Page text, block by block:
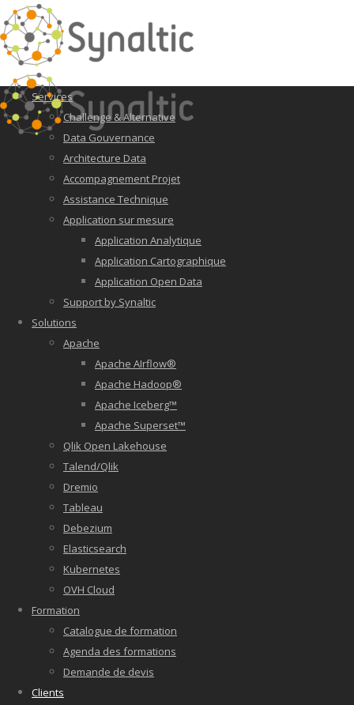
Services
Challenge & Alternative
Data Gouvernance
Architecture Data
Accompagnement Projet
Assistance Technique
Application sur mesure
Application Analytique
Application Cartographique
Application Open Data
Support by Synaltic
Solutions
Apache
Apache AIrflow®
Apache Hadoop®
Apache Iceberg™
Apache Superset™
Qlik Open Lakehouse
Talend/Qlik
Dremio
Tableau
Debezium
Elasticsearch
Kubernetes
OVH Cloud
Formation
Catalogue de formation
Agenda des formations
Demande de devis
Clients